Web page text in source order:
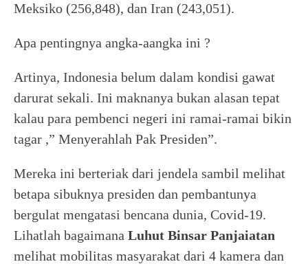
Meksiko (256,848), dan Iran (243,051).
Apa pentingnya angka-aangka ini ?
Artinya, Indonesia belum dalam kondisi gawat
darurat sekali. Ini maknanya bukan alasan tepat
kalau para pembenci negeri ini ramai-ramai bikin
tagar ,” Menyerahlah Pak Presiden”.
Mereka ini berteriak dari jendela sambil melihat
betapa sibuknya presiden dan pembantunya
bergulat mengatasi bencana dunia, Covid-19.
Lihatlah bagaimana Luhut Binsar Panjaiatan
melihat mobilitas masyarakat dari 4 kamera dan